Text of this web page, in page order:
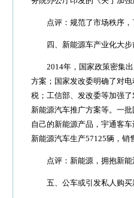
点评：规范了市场秩序，
四、新能源车产业化大步
2014年，国家政策密集出
方案；国家发改委明确了对
税；工信部、发改委等加强
新能源汽车推广方案等。一
自己的新能源产品，宇通客
新能源汽车生产57125辆，销
点评：新能源，拥抱新能
五、公车或引发私人购买